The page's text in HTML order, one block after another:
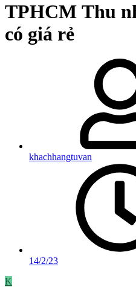
TPHCM Thu
có giá rẻ
khachhangtuvan
14/2/23
K